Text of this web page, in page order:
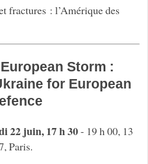
fractures : l’Amérique des
Storm :
for European
22 juin, 17 h 30- 19 h 00, 13
Paris.